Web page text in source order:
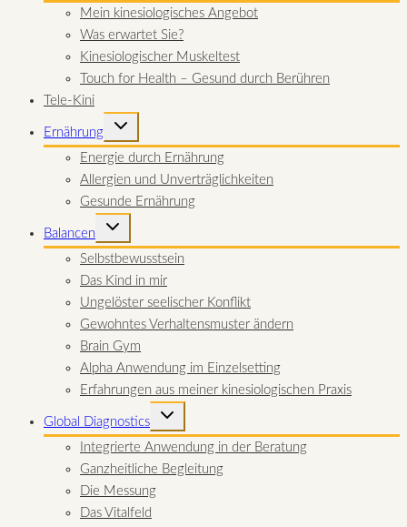
Mein kinesiologisches Angebot
Was erwartet Sie?
Kinesiologischer Muskeltest
Touch for Health – Gesund durch Berühren
Tele-Kini
Ernährung
UNTERMENÜ
Energie durch Ernährung
Allergien und Unverträglichkeiten
Gesunde Ernährung
Balancen
UNTERMENÜ
Selbstbewusstsein
Das Kind in mir
Ungelöster seelischer Konflikt
Gewohntes Verhaltensmuster ändern
Brain Gym
Alpha Anwendung im Einzelsetting
Erfahrungen aus meiner kinesiologischen Praxis
Global Diagnostics
UNTERMENÜ
Integrierte Anwendung in der Beratung
Ganzheitliche Begleitung
Die Messung
Das Vitalfeld